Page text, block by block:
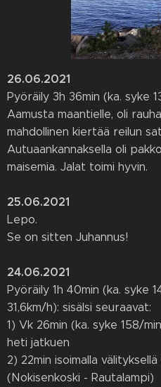
26.06.2021
Pyöräily 3h 36min (ka. syke
Aamusta maantielle, oli
mahdollinen kiertää reilun
Autuaankannaksella oli
maisemia. Jalat toimi hyvin.
25.06.2021
Lepo.
Se on sitten Juhannus!
24.06.2021
Pyöräily 1h 40min (ka. syke
31,6km/h): sisälsi seuraavat:
1) Vk 26min (ka. syke 158/
heti jatkuen
2) 22min isoimalla
(Nokisenkoski - Rautalampi)